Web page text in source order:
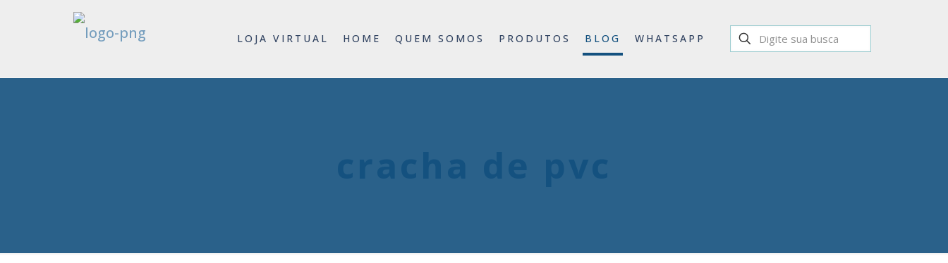
LOJA VIRTUAL HOME QUEM SOMOS PRODUTOS BLOG WHATSAPP